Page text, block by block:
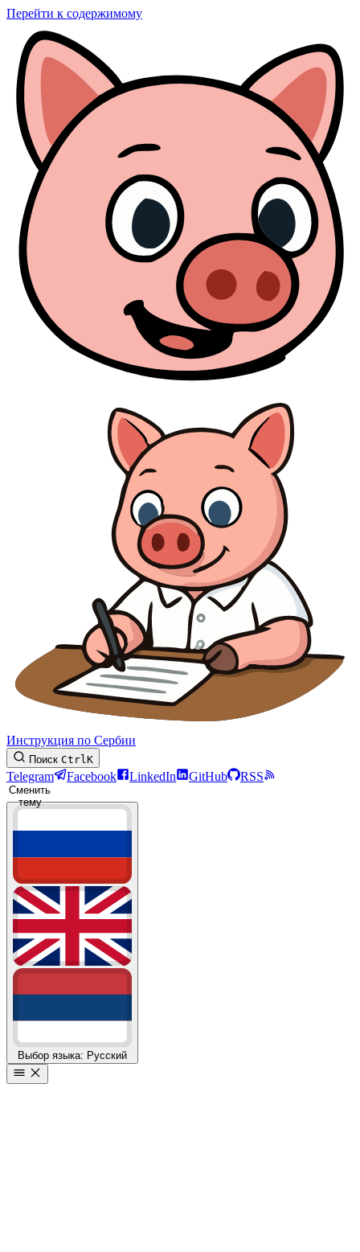
Перейти к содержимому
Инструкция по Сербии
Поиск CtrlK
Telegram Facebook LinkedIn GitHub RSS
Сменить
тему
Выбор языка: Русский